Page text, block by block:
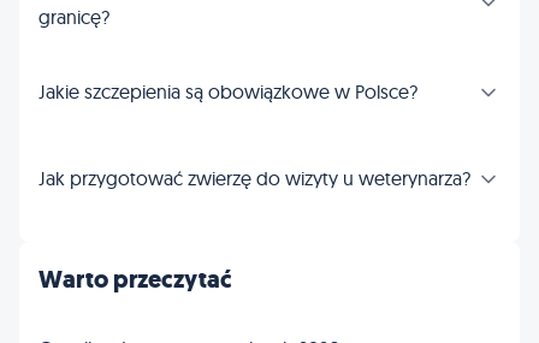
granicę?
Jakie szczepienia są obowiązkowe w Polsce?
Jak przygotować zwierzę do wizyty u weterynarza?
Warto przeczytać